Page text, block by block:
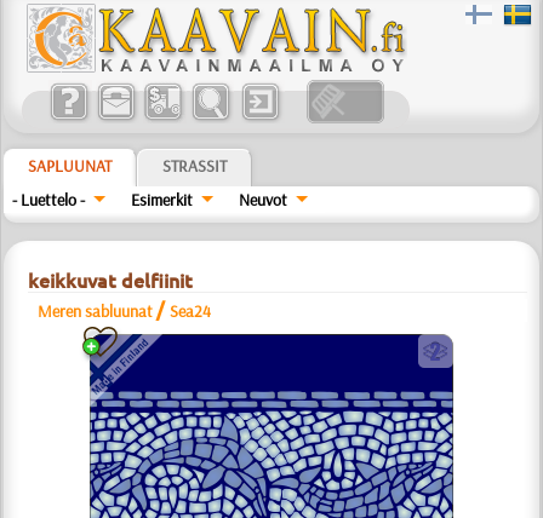
SAPLUUNAT
STRASSIT
- Luettelo -
Esimerkit Neuvot
keikkuvat delfiinit
Meren sabluunat /Sea24
b